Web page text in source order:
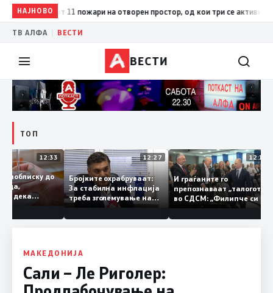
НАЈНОВО
18 часот 11 пожари на отворен простор, од кои три се активни –
ТВ АЛФА ВЕСТИ
ВЕСТИ
ТОП
12:33
се поблиску до
вода,
се дека
12:27
Бројките охрабруваат:
За стабилна инфлација
треба зголемување на
домашното
И граѓаните го
препознаваат
во СДСМ: „Филипче си
добар неврохирург, не
треба се занимава со
МАКЕДОНИЈА
Сали – Ле Риголер: